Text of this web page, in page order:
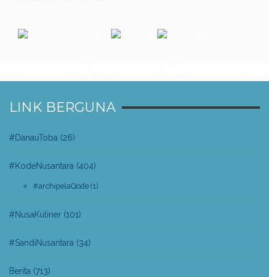
LINK BERGUNA
#DanauToba (26)
#KodeNusantara (404)
#archipelaQode (1)
#NusaKuliner (101)
#SandiNusantara (34)
Berita (713)